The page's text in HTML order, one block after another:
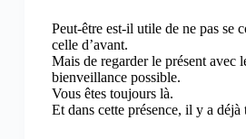
Peut-être est-il utile de ne pas se
celle d’avant.
Mais de regarder le présent avec
bienveillance possible.
Vous êtes toujours là.
Et dans cette présence, il y a